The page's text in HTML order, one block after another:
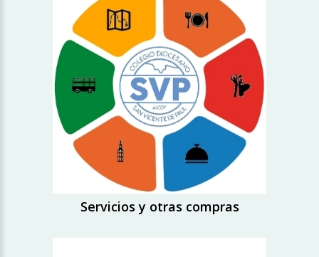
Servicios y otras compras